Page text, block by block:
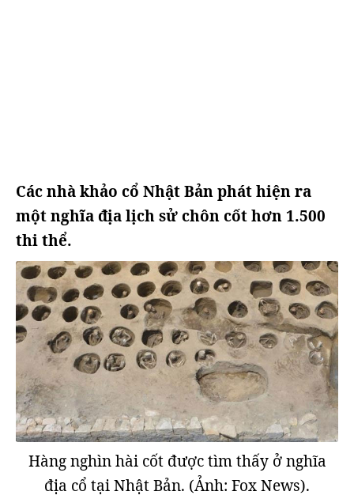
Các nhà khảo cổ Nhật Bản phát hiện ra
một nghĩa địa lịch sử chôn cốt hơn 1.500
thi thể.
Hàng nghìn hài cốt được tìm thấy ở nghĩa
địa cổ tại Nhật Bản. (Ảnh: Fox News).